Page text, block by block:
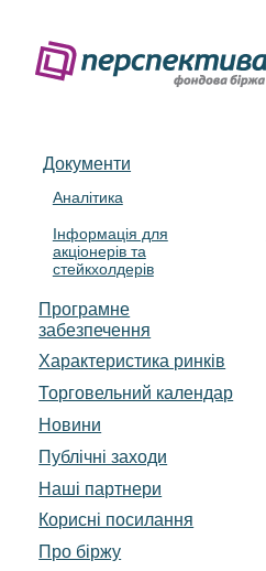
Документи
Аналітика
Інформація для
акціонерів та
стейкхолдерів
Програмне
забезпечення
Характеристика pинків
Торговельний календар
Новини
Публічні заходи
Наші партнери
Корисні посилання
Про біржу